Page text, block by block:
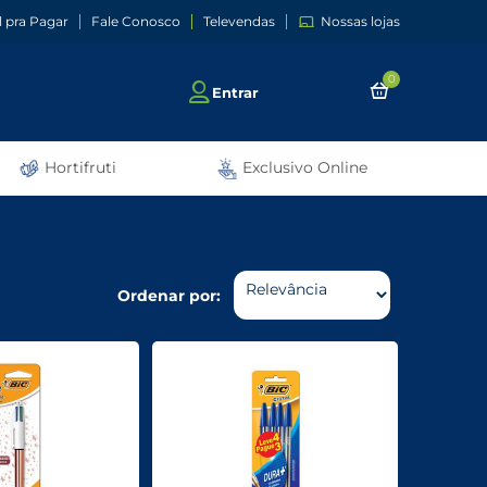
pra Pagar Fale Conosco Televendas Nossas lojas
Entrar
0
Hortifruti Exclusivo Online
Ordenar por: